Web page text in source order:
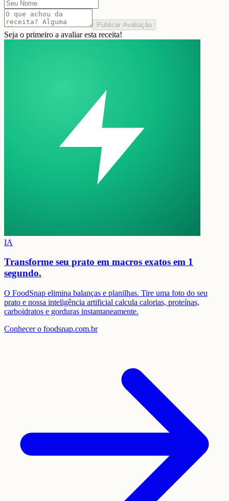
Publicar Avaliação
Seja o primeiro a avaliar esta receita!
IA
Transforme seu prato em macros exatos em 1
segundo.
O FoodSnap elimina balanças e planilhas. Tire uma foto do seu
prato e nossa inteligência artificial calcula calorias, proteínas,
carboidratos e gorduras instantaneamente.
Conhecer o foodsnap.com.br